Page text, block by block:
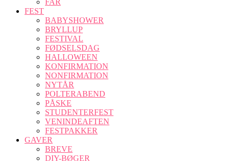
FAR
FEST
BABYSHOWER
BRYLLUP
FESTIVAL
FØDSELSDAG
HALLOWEEN
KONFIRMATION
NONFIRMATION
NYTÅR
POLTERABEND
PÅSKE
STUDENTERFEST
VENINDEAFTEN
FESTPAKKER
GAVER
BREVE
DIY-BØGER